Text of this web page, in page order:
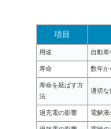
項目
用途 自動
寿命 数年か
寿命を延ばす方
法
適切な
過充電の影響 電解液